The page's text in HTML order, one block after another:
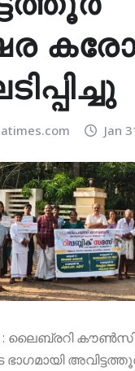
Jan
: ലൈബ്രറി
ഭാഗമായി